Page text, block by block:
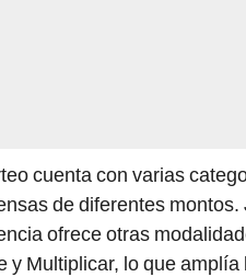
cuenta con varias
de diferentes
ofrece otras
y Multiplicar, lo que